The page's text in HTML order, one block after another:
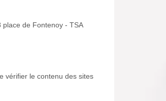
de Fontenoy - TSA
vérifier le contenu des sites